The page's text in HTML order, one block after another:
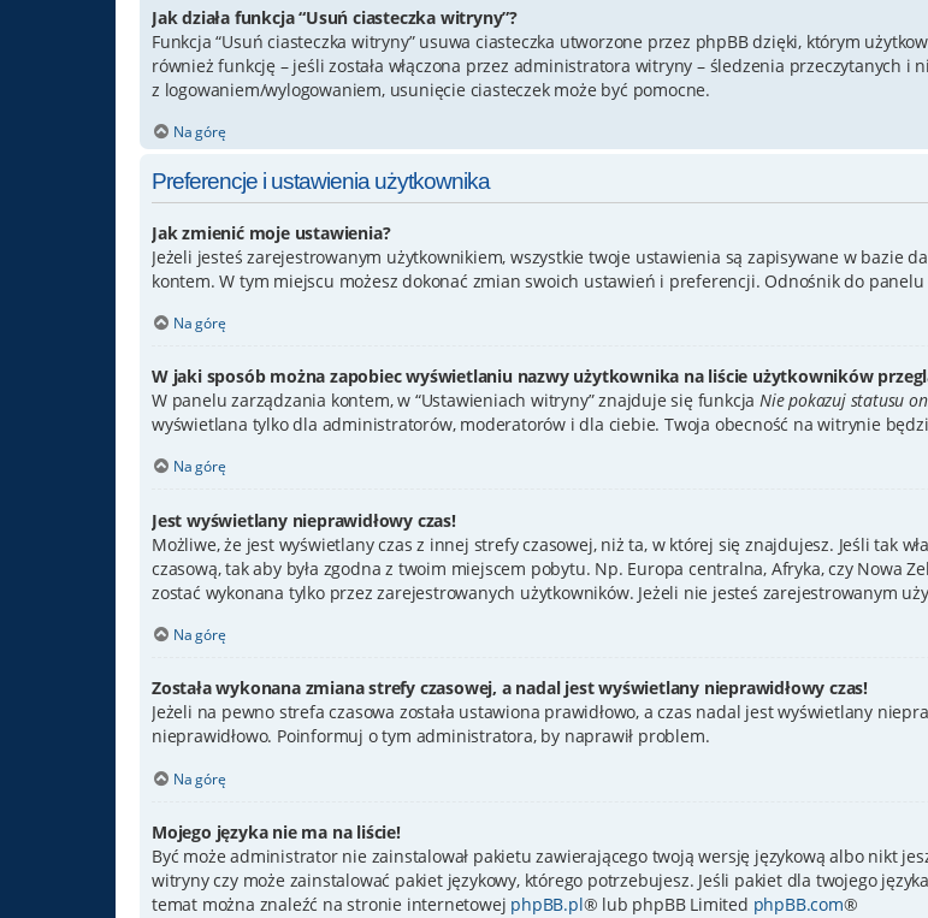
Jak działa funkcja “Usuń ciasteczka witryny”?
Funkcja “Usuń ciasteczka witryny” usuwa ciasteczka utworzone przez phpBB dzięki, którym
również funkcję – jeśli została włączona przez administratora witryny – śledzenia przeczytanych
z logowaniem/wylogowaniem, usunięcie ciasteczek może być pomocne.
Na górę
Preferencje i ustawienia użytkownika
Jak zmienić moje ustawienia?
Jeżeli jesteś zarejestrowanym użytkownikiem, wszystkie twoje ustawienia są zapisywane w bazie
kontem. W tym miejscu możesz dokonać zmian swoich ustawień i preferencji. Odnośnik do
Na górę
W jaki sposób można zapobiec wyświetlaniu nazwy użytkownika na liście użytkowników
W panelu zarządzania kontem, w “Ustawieniach witryny” znajduje się funkcja Nie pokazuj statusu
wyświetlana tylko dla administratorów, moderatorów i dla ciebie. Twoja obecność na witrynie
Na górę
Jest wyświetlany nieprawidłowy czas!
Możliwe, że jest wyświetlany czas z innej strefy czasowej, niż ta, w której się znajdujesz. Jeśli tak
czasową, tak aby była zgodna z twoim miejscem pobytu. Np. Europa centralna, Afryka, czy Nowa
zostać wykonana tylko przez zarejestrowanych użytkowników. Jeżeli nie jesteś zarejestrowanym
Na górę
Została wykonana zmiana strefy czasowej, a nadal jest wyświetlany nieprawidłowy czas!
Jeżeli na pewno strefa czasowa została ustawiona prawidłowo, a czas nadal jest wyświetlany
nieprawidłowo. Poinformuj o tym administratora, by naprawił problem.
Na górę
Mojego języka nie ma na liście!
Być może administrator nie zainstalował pakietu zawierającego twoją wersję językową albo nikt
witryny czy może zainstalować pakiet językowy, którego potrzebujesz. Jeśli pakiet dla twojego
temat można znaleźć na stronie internetowej phpBB.pl® lub phpBB Limited phpBB.com®